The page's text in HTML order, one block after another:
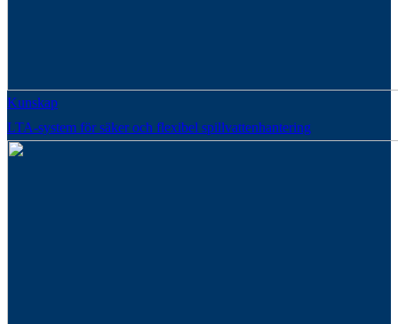
Kunskap
LTA-system för säker och flexibel spillvattenhantering